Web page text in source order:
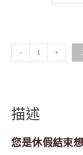
-
端
-
開
院
+
描述
您是休假結束